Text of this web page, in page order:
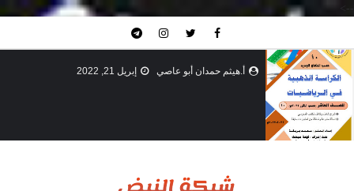
-->
أ.هيثم حمدان أبو عاصي إبريل 21, 2022